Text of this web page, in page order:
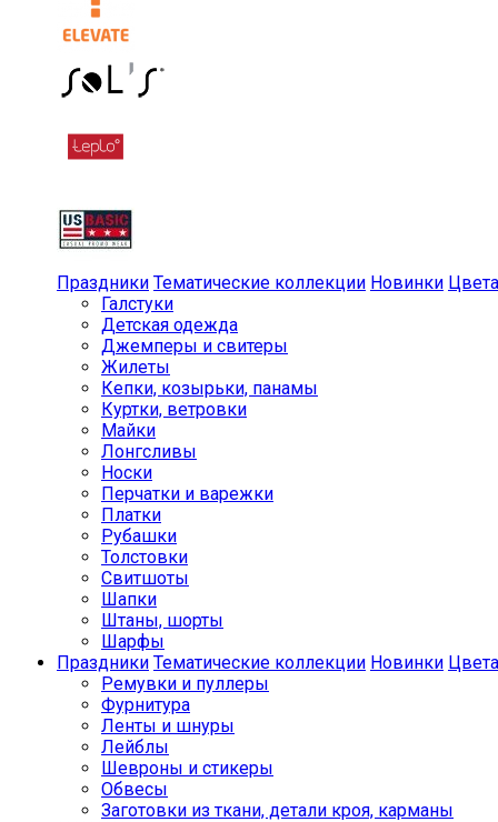
Праздники Тематические коллекции Новинки Цвета
Галстуки
Детская одежда
Джемперы и свитеры
Жилеты
Кепки, козырьки, панамы
Куртки, ветровки
Майки
Лонгсливы
Носки
Перчатки и варежки
Платки
Рубашки
Толстовки
Свитшоты
Шапки
Штаны, шорты
Шарфы
Праздники Тематические коллекции Новинки Цвета
Ремувки и пуллеры
Фурнитура
Ленты и шнуры
Лейблы
Шевроны и стикеры
Обвесы
Заготовки из ткани, детали кроя, карманы